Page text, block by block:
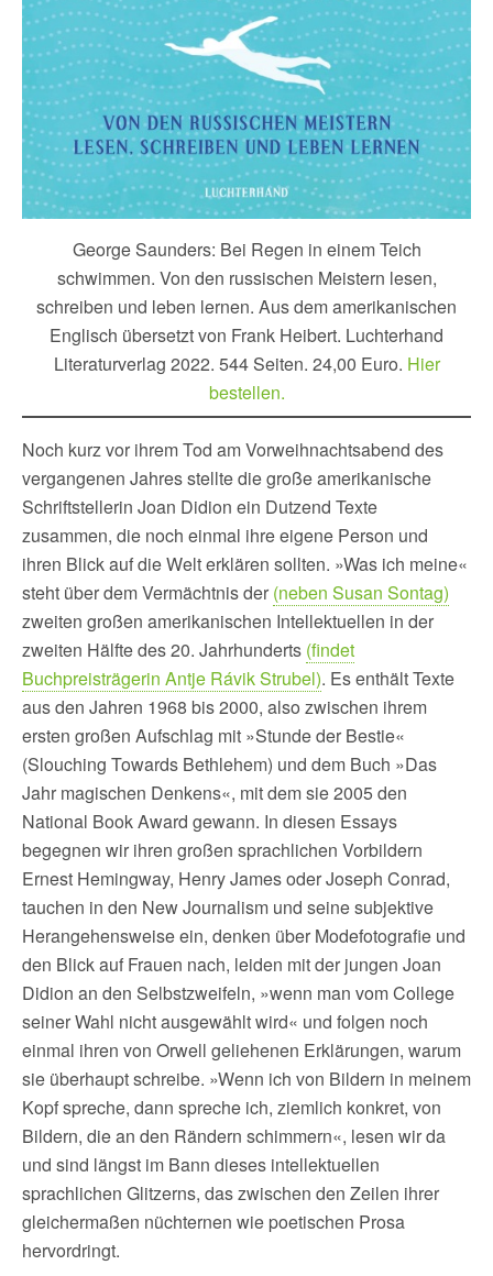
George Saunders: Bei Regen in einem Teich
schwimmen. Von den russischen Meistern lesen,
schreiben und leben lernen. Aus dem amerikanischen
Englisch übersetzt von Frank Heibert. Luchterhand
Literaturverlag 2022. 544 Seiten. 24,00 Euro. Hier
bestellen.
Noch kurz vor ihrem Tod am Vorweihnachtsabend des
vergangenen Jahres stellte die große amerikanische
Schriftstellerin Joan Didion ein Dutzend Texte
zusammen, die noch einmal ihre eigene Person und
ihren Blick auf die Welt erklären sollten. »Was ich meine«
steht über dem Vermächtnis der (neben Susan Sontag)
zweiten großen amerikanischen Intellektuellen in der
zweiten Hälfte des 20. Jahrhunderts (findet
Buchpreisträgerin Antje Rávik Strubel). Es enthält Texte
aus den Jahren 1968 bis 2000, also zwischen ihrem
ersten großen Aufschlag mit »Stunde der Bestie«
(Slouching Towards Bethlehem) und dem Buch »Das
Jahr magischen Denkens«, mit dem sie 2005 den
National Book Award gewann. In diesen Essays
begegnen wir ihren großen sprachlichen Vorbildern
Ernest Hemingway, Henry James oder Joseph Conrad,
tauchen in den New Journalism und seine subjektive
Herangehensweise ein, denken über Modefotografie und
den Blick auf Frauen nach, leiden mit der jungen Joan
Didion an den Selbstzweifeln, »wenn man vom College
seiner Wahl nicht ausgewählt wird« und folgen noch
einmal ihren von Orwell geliehenen Erklärungen, warum
sie überhaupt schreibe. »Wenn ich von Bildern in meinem
Kopf spreche, dann spreche ich, ziemlich konkret, von
Bildern, die an den Rändern schimmern«, lesen wir da
und sind längst im Bann dieses intellektuellen
sprachlichen Glitzerns, das zwischen den Zeilen ihrer
gleichermaßen nüchternen wie poetischen Prosa
hervordringt.